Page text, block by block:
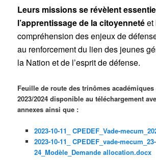
Leurs missions se révèlent
l’apprentissage de la citoyennetéet
compréhension des enjeux de
au renforcement du lien des jeunes
la Nation et de l’esprit de défense.
Feuille de route des trinômes
2023/2024 disponible au téléchargement
annexes ainsi que :
2023-10-11_ CPEDEF_Vade-
2023-10-11_ CPEDEF_vade-mecum_23-
24_Modèle_Demande allocation.docx